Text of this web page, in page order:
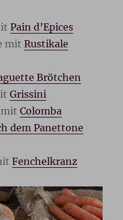
Pain d’Epices
mitRustikale
Brötchen
Grissini
mitColomba
dem Panettone
Fenchelkranz